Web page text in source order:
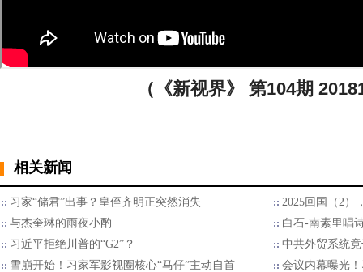
（《新视界》 第104期
相关新闻
习家“储君”出事？皇侄齐明正突然消失
2025回国（2）
与杰奎琳的雨夜小酌
白石-南素里唱
习近平拒绝川普的“G2”？
中共外贸系统
雪崩开始！习家军影视圈核心“马仔”主动自首
会议内幕曝光